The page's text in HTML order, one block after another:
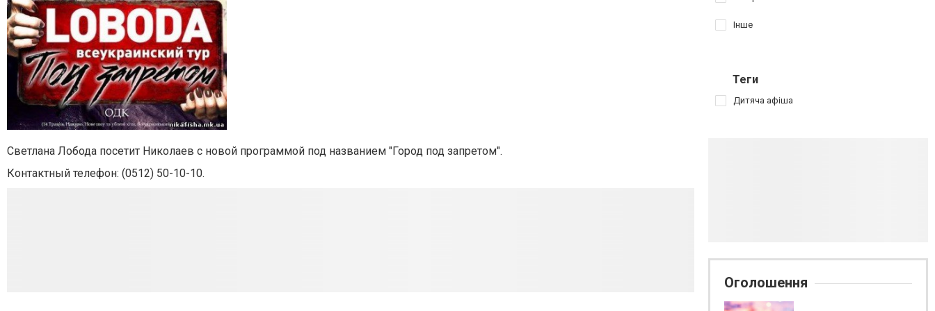
Светлана Лобода посетит Николаев с новой программой под названием "Город под запретом".
Контактный телефон: (0512) 50-10-10.
Інше
Теги
Дитяча афіша
Оголошення